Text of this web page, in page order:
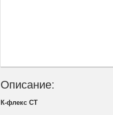
Описание:
К-флекс СТ